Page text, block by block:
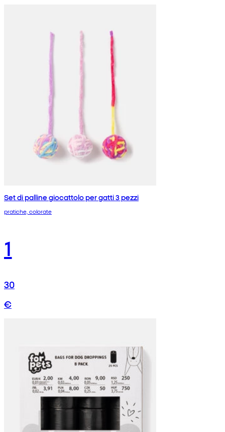
Set di palline giocattolo per gatti 3 pezzi
pratiche, colorate
1
30
€